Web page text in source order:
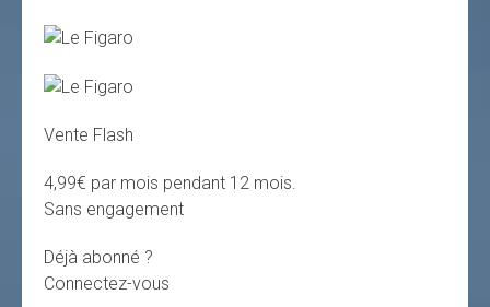
Vente Flash
4,99€ par mois pendant 12 mois.
Sans engagement
Déjà abonné ?
Connectez-vous